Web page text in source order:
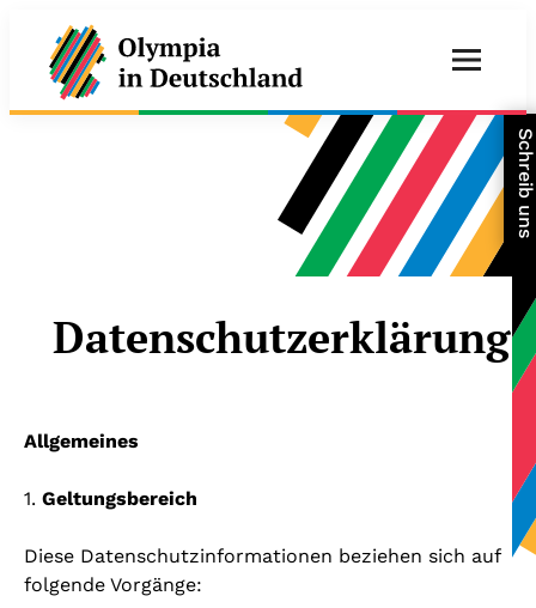
Datenschutzerklärung
Allgemeines
1. Geltungsbereich
Diese Datenschutzinformationen beziehen sich auf
folgende Vorgänge:
Schreib uns